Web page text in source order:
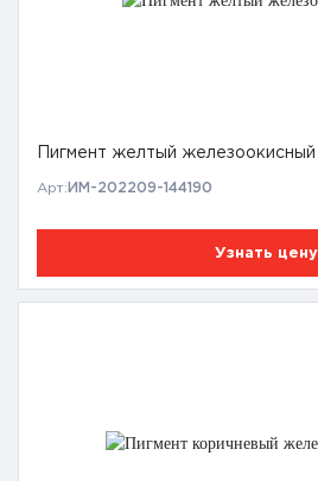
Пигмент желтый железоокисный
Арт: ИМ-202209-144190
Узнать цену